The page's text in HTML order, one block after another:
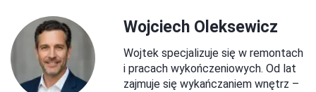
Wojciech Oleksewicz
Wojtek specjalizuje się w remontach
i pracach wykończeniowych. Od lat
zajmuje się wykańczaniem wnętrz –